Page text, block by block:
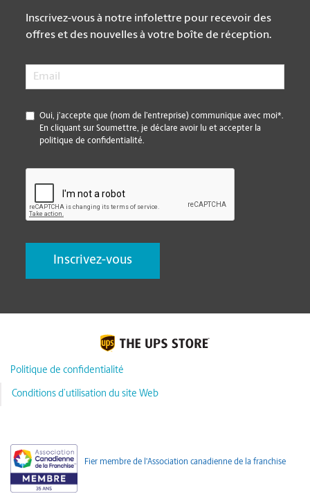
Inscrivez-vous à notre infolettre pour recevoir des
offres et des nouvelles à votre boîte de réception.
Email
*
Oui, j’accepte que (nom de l’entreprise) communique avec moi*.
En cliquant sur Soumettre, je déclare avoir lu et accepter la
politique de confidentialité.
Politique de confidentialité
Conditions d’utilisation du site Web
Fier membre de l'Association canadienne de la franchise